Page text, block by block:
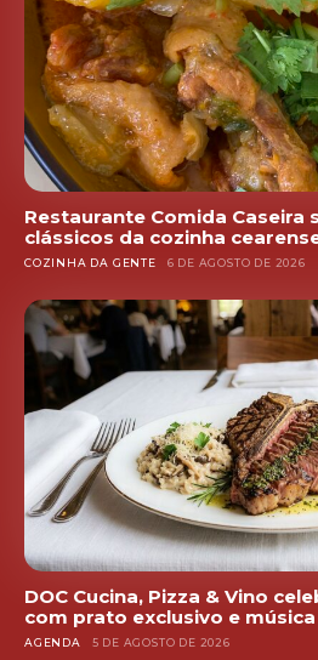
Restaurante Comida Caseira
clássicos da cozinha
COZINHA DA GENTE 6 DE AGOSTO DE 2026
DOC Cucina, Pizza & Vino
com prato exclusivo e
AGENDA 5 DE AGOSTO DE 2026